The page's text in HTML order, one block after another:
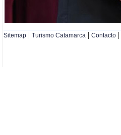
Sitemap | Turismo Catamarca | Contacto |